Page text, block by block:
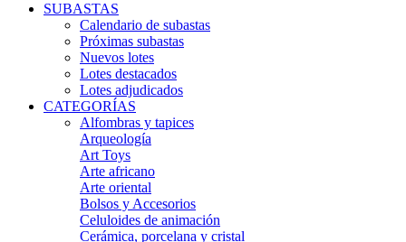
SUBASTAS
Calendario de subastas
Próximas subastas
Nuevos lotes
Lotes destacados
Lotes adjudicados
CATEGORÍAS
Alfombras y tapices
Arqueología
Art Toys
Arte africano
Arte oriental
Bolsos y Accesorios
Celuloides de animación
Cerámica, porcelana y cristal